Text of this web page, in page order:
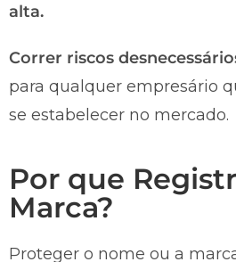
alta.
Correr riscos
para qualquer empresário
se estabelecer no mercado.
Por que
Marca?
Proteger o nome ou a